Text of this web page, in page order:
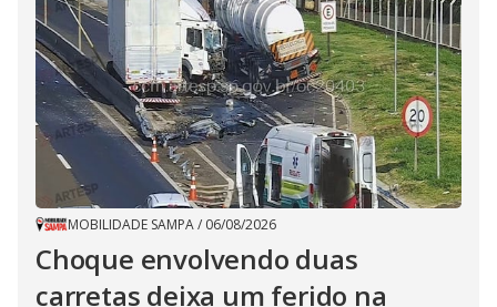
MOBILIDADE SAMPA/ 06/08/2026
Choque envolvendo duas
carretas deixa um ferido na